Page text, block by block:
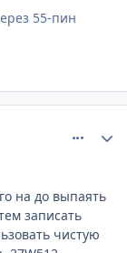
55-пин
на до выпаять
записать
чистую